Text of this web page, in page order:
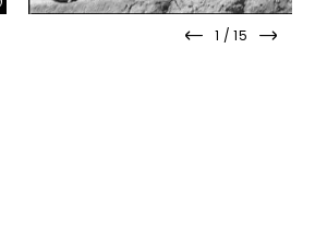
slide
1 /15
slide